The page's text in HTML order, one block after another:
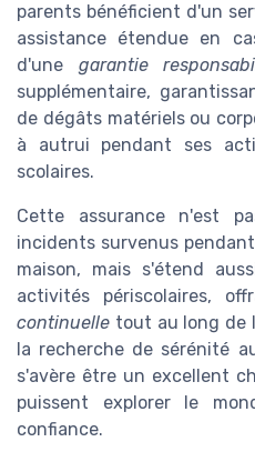
parents bénéficient d'un
assistance étendue en
d'une garantie
supplémentaire,
de dégâts matériels ou
à autrui pendant ses
scolaires.
Cette assurance n'est
incidents survenus
maison, mais s'étend
activités périscolaires,
continuelle tout au long de
la recherche de sérénité
s'avère être un excellent
puissent explorer le
confiance.